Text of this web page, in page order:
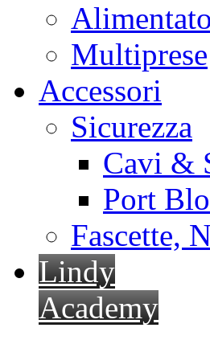
Multiprese
Accessori
Sicurezza
Cavi &
Port
Fascette,
Lindy
Academy